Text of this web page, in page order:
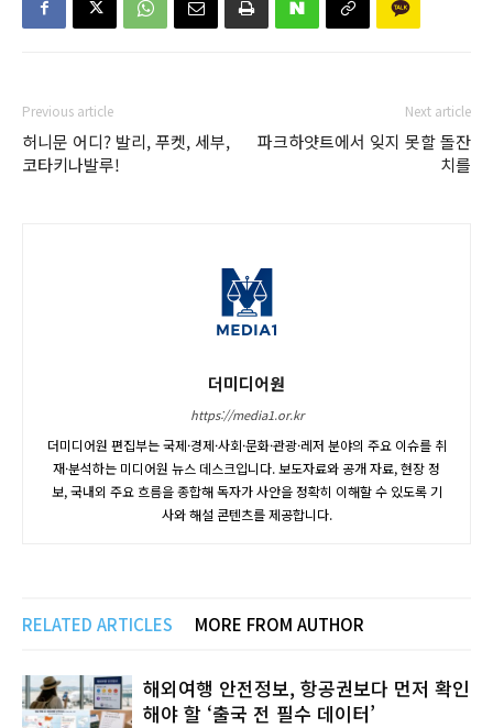
Previous article
허니문 어디? 발리, 푸켓, 세부,
코타키나발루!
Next article
파크하얏트에서 잊지 못할 돌잔
치를
더미디어원
https://media1.or.kr
더미디어원 편집부는 국제·경제·사회·문화·관광·레저 분야의 주요 이슈를 취
재·분석하는 미디어원 뉴스 데스크입니다. 보도자료와 공개 자료, 현장 정
보, 국내외 주요 흐름을 종합해 독자가 사안을 정확히 이해할 수 있도록 기
사와 해설 콘텐츠를 제공합니다.
RELATED ARTICLES MORE FROM AUTHOR
해외여행 안전정보, 항공권보다 먼저 확인
해야 할 ‘출국 전 필수 데이터’